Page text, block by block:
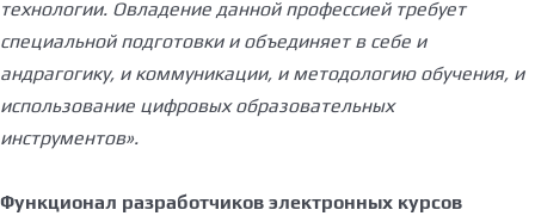
технологии. Овладение данной профессией требует
специальной подготовки и объединяет в себе и
андрагогику, и коммуникации, и методологию обучения, и
использование цифровых образовательных
инструментов».
Функционал разработчиков электронных курсов